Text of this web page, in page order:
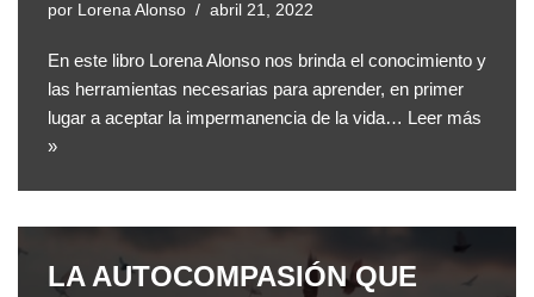
por Lorena Alonso abril 21, 2022
En este libro Lorena Alonso nos brinda el conocimiento y
las herramientas necesarias para aprender, en primer
lugar a aceptar la impermanencia de la vida… Leer más
»
LA AUTOCOMPASIÓN QUE